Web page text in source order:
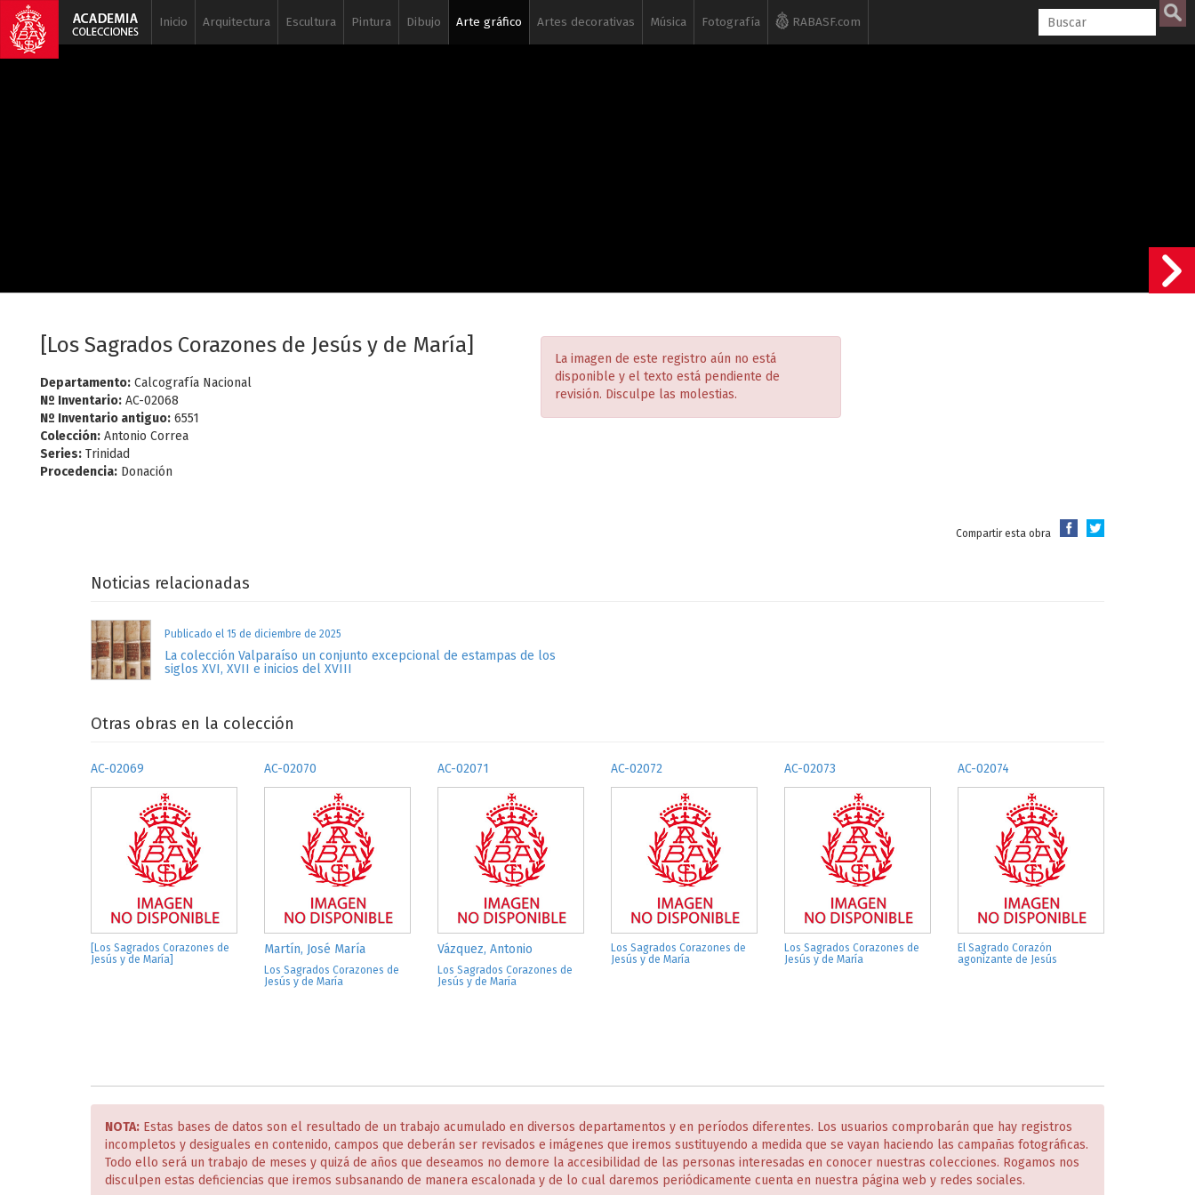
Inicio Arquitectura Escultura Pintura Dibujo Arte gráfico Artes decorativas Música Fotografía RABASF.com
[Los Sagrados Corazones de Jesús y de María]
Departamento: Calcografía Nacional
Nº Inventario: AC-02068
Nº Inventario antiguo: 6551
Colección: Antonio Correa
Series: Trinidad
Procedencia: Donación
La imagen de este registro aún no está
disponible y el texto está pendiente de
revisión. Disculpe las molestias.
Compartir esta obra
Noticias relacionadas
Publicado el 15 de diciembre de 2025
La colección Valparaíso un conjunto excepcional de estampas de los
siglos XVI, XVII e inicios del XVIII
Otras obras en la colección
AC-02069
[Los Sagrados Corazones de
Jesús y de María]
AC-02070
Martín, José María
Los Sagrados Corazones de
Jesús y de María
AC-02071
Vázquez, Antonio
Los Sagrados Corazones de
Jesús y de María
AC-02072
Los Sagrados Corazones de
Jesús y de María
AC-02073
Los Sagrados Corazones de
Jesús y de María
AC-02074
El Sagrado Corazón
agonizante de Jesús
NOTA: Estas bases de datos son el resultado de un trabajo acumulado en diversos departamentos y en períodos diferentes. Los usuarios comprobarán que hay registros
incompletos y desiguales en contenido, campos que deberán ser revisados e imágenes que iremos sustituyendo a medida que se vayan haciendo las campañas fotográficas.
Todo ello será un trabajo de meses y quizá de años que deseamos no demore la accesibilidad de las personas interesadas en conocer nuestras colecciones. Rogamos nos
disculpen estas deficiencias que iremos subsanando de manera escalonada y de lo cual daremos periódicamente cuenta en nuestra página web y redes sociales.